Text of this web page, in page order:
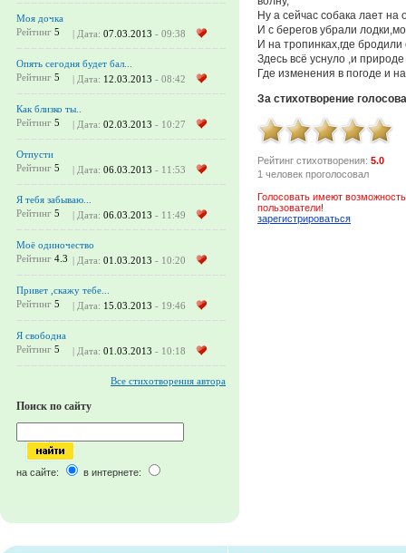
Моя дочка
Рейтинг 5 | Дата: 07.03.2013 - 09:38
Опять сегодня будет бал...
Рейтинг 5 | Дата: 12.03.2013 - 08:42
Как близко ты..
Рейтинг 5 | Дата: 02.03.2013 - 10:27
Отпусти
Рейтинг 5 | Дата: 06.03.2013 - 11:53
Я тебя забываю...
Рейтинг 5 | Дата: 06.03.2013 - 11:49
Моё одиночество
Рейтинг 4.3 | Дата: 01.03.2013 - 10:20
Привет ,скажу тебе...
Рейтинг 5 | Дата: 15.03.2013 - 19:46
Я свободна
Рейтинг 5 | Дата: 01.03.2013 - 10:18
Все стихотворения автора
Поиск по сайту
на сайте: в интернете:
Ну а сейчас собака лает на
И с берегов убрали
И на тропинках,где
Здесь всё уснуло ,и
Где изменения в погоде и
За стихотворение
Рейтинг стихотворения: 5.0
1 человек проголосовал
Голосовать имеют
пользователи!
зарегистрироваться